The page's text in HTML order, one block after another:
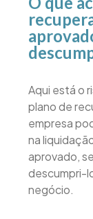
Aqui está o
plano de
empresa
na
aprovado,
descumpri-
negócio.